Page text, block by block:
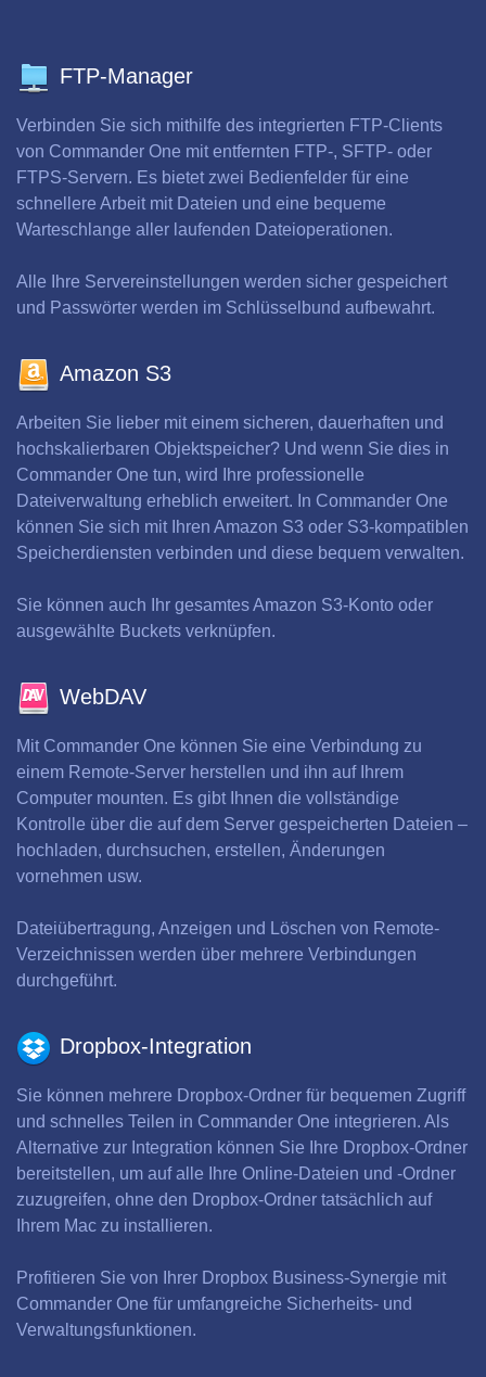
FTP-Manager
Verbinden Sie sich mithilfe des integrierten FTP-Clients
von Commander One mit entfernten FTP-, SFTP- oder
FTPS-Servern. Es bietet zwei Bedienfelder für eine
schnellere Arbeit mit Dateien und eine bequeme
Warteschlange aller laufenden Dateioperationen.
Alle Ihre Servereinstellungen werden sicher gespeichert
und Passwörter werden im Schlüsselbund aufbewahrt.
Amazon S3
Arbeiten Sie lieber mit einem sicheren, dauerhaften und
hochskalierbaren Objektspeicher? Und wenn Sie dies in
Commander One tun, wird Ihre professionelle
Dateiverwaltung erheblich erweitert. In Commander One
können Sie sich mit Ihren Amazon S3 oder S3-kompatiblen
Speicherdiensten verbinden und diese bequem verwalten.
Sie können auch Ihr gesamtes Amazon S3-Konto oder
ausgewählte Buckets verknüpfen.
WebDAV
Mit Commander One können Sie eine Verbindung zu
einem Remote-Server herstellen und ihn auf Ihrem
Computer mounten. Es gibt Ihnen die vollständige
Kontrolle über die auf dem Server gespeicherten Dateien –
hochladen, durchsuchen, erstellen, Änderungen
vornehmen usw.
Dateiübertragung, Anzeigen und Löschen von Remote-
Verzeichnissen werden über mehrere Verbindungen
durchgeführt.
Dropbox-Integration
Sie können mehrere Dropbox-Ordner für bequemen Zugriff
und schnelles Teilen in Commander One integrieren. Als
Alternative zur Integration können Sie Ihre Dropbox-Ordner
bereitstellen, um auf alle Ihre Online-Dateien und -Ordner
zuzugreifen, ohne den Dropbox-Ordner tatsächlich auf
Ihrem Mac zu installieren.
Profitieren Sie von Ihrer Dropbox Business-Synergie mit
Commander One für umfangreiche Sicherheits- und
Verwaltungsfunktionen.